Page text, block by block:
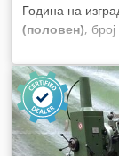
Година на
(половен),